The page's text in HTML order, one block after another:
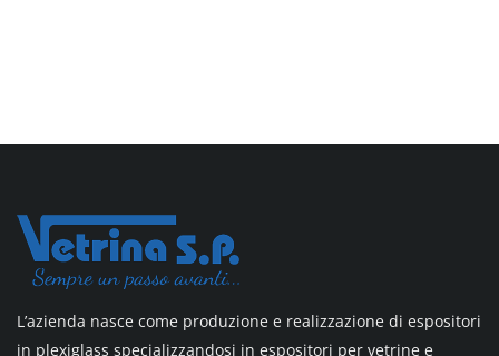
L’azienda nasce come produzione e realizzazione di espositori
in plexiglass specializzandosi in espositori per vetrine e